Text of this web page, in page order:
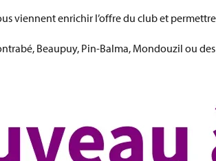
viennent enrichir l’offre du club et
Beaupuy, Pin-Balma, Mondouzil ou